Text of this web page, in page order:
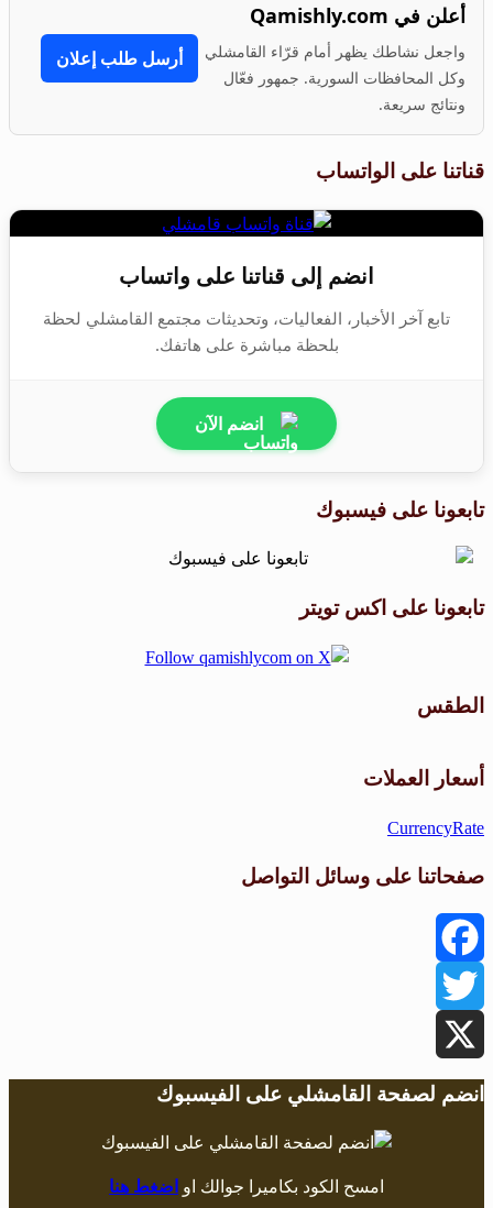
أعلن في Qamishly.com
واجعل نشاطك يظهر أمام قرّاء القامشلي
وكل المحافظات السورية. جمهور فعّال
ونتائج سريعة.
أرسل طلب إعلان
قناتنا على الواتساب
انضم إلى قناتنا على واتساب
تابع آخر الأخبار، الفعاليات، وتحديثات مجتمع القامشلي لحظة
بلحظة مباشرة على هاتفك.
انضم الآن
تابعونا على فيسبوك
تابعونا على اكس تويتر
الطقس
أسعار العملات
CurrencyRate
صفحاتنا على وسائل التواصل
Facebook
Twitter
X
انضم لصفحة القامشلي على الفيسبوك
امسح الكود بكاميرا جوالك او اضغط هنا